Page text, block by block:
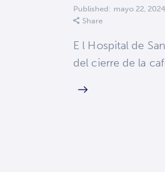
Published: mayo 22, 2024
Share
E l Hospital de
del cierre de la